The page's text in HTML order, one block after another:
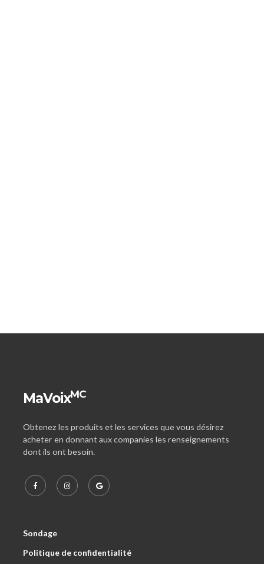
MaVoixMC
Obtenez les produits et les services que vous désirez
acheter en donnant aux companies les renseignements
dont ils ont besoin.
Sondage
Politique de confidentialité